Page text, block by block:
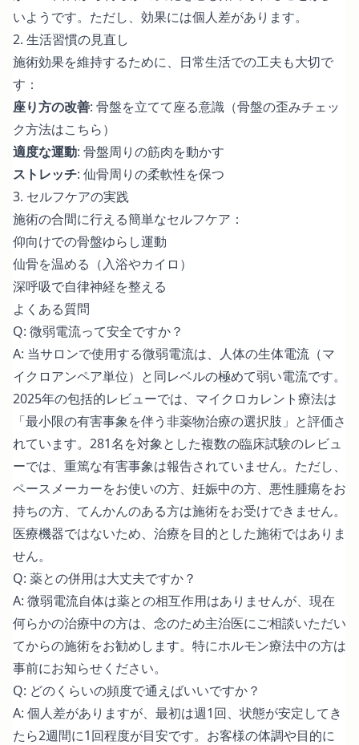
いようです。ただし、効果には個人差があります。
2. 生活習慣の見直し
施術効果を維持するために、日常生活での工夫も大切で
す：
座り方の改善: 骨盤を立てて座る意識（骨盤の歪みチェッ
ク方法はこちら）
適度な運動: 骨盤周りの筋肉を動かす
ストレッチ: 仙骨周りの柔軟性を保つ
3. セルフケアの実践
施術の合間に行える簡単なセルフケア：
仰向けでの骨盤ゆらし運動
仙骨を温める（入浴やカイロ）
深呼吸で自律神経を整える
よくある質問
Q: 微弱電流って安全ですか？
A: 当サロンで使用する微弱電流は、人体の生体電流（マ
イクロアンペア単位）と同レベルの極めて弱い電流です。
2025年の包括的レビューでは、マイクロカレント療法は
「最小限の有害事象を伴う非薬物治療の選択肢」と評価さ
れています。 281名を対象とした複数の臨床試験のレビュ
ーでは、重篤な有害事象は報告されていません。ただし、
ペースメーカーをお使いの方、妊娠中の方、悪性腫瘍をお
持ちの方、てんかんのある方は施術をお受けできません。
医療機器ではないため、治療を目的とした施術ではありま
せん。
Q: 薬との併用は大丈夫ですか？
A: 微弱電流自体は薬との相互作用はありませんが、現在
何らかの治療中の方は、念のため主治医にご相談いただい
てからの施術をお勧めします。特にホルモン療法中の方は
事前にお知らせください。
Q: どのくらいの頻度で通えばいいですか？
A: 個人差がありますが、最初は週1回、状態が安定してき
たら2週間に1回程度が目安です。お客様の体調や目的に